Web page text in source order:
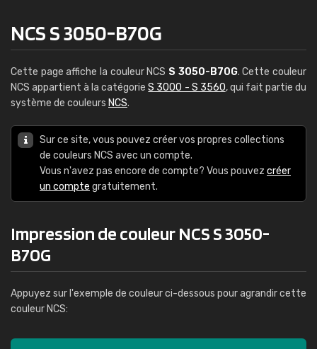
NCS S 3050-B70G
Cette page affiche la couleur NCS S 3050-B70G. Cette couleur
NCS appartient à la catégorieS 3000 - S 3560, qui fait partie du
système de couleurs NCS.
Sur ce site, vous pouvez créer vos propres collections
de couleurs NCS avec un compte.
Vous n'avez pas encore de compte? Vous pouvez créer
un compte gratuitement.
Impression de couleur NCS S 3050-
B70G
Appuyez sur l'exemple de couleur ci-dessous pour agrandir cette
couleur NCS: